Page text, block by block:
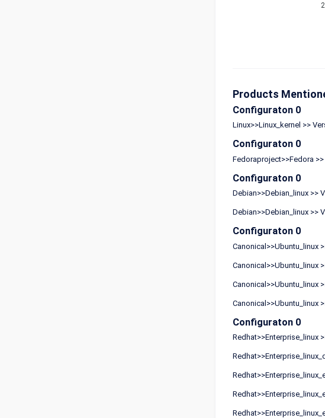
Products
Configuraton 0
Linux>>Linux_kernel >>
Configuraton 0
Fedoraproject>>Fedora
Configuraton 0
Debian>>Debian_linux >>
Debian>>Debian_linux >>
Configuraton 0
Canonical>>Ubuntu_linux
Canonical>>Ubuntu_linux
Canonical>>Ubuntu_linux
Canonical>>Ubuntu_linux
Configuraton 0
Redhat>>Enterprise_linux